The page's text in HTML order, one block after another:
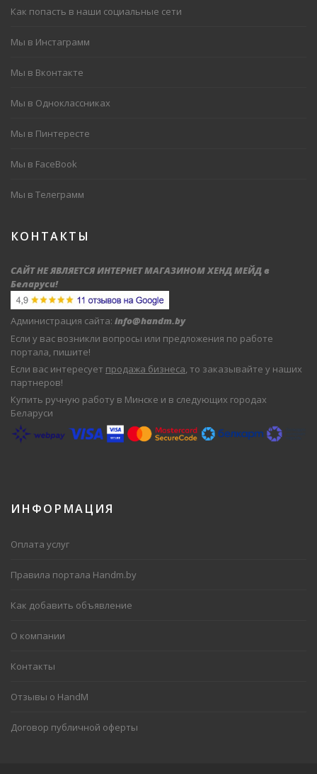
Как попасть в наши социальные сети
Мы в Инстаграмм
Мы в Вконтакте
Мы в Одноклассниках
Мы в Пинтересте
Мы в FaceBook
Мы в Телеграмм
КОНТАКТЫ
САЙТ НЕ ЯВЛЯЕТСЯ ИНТЕРНЕТ МАГАЗИНОМ ХЕНД МЕЙД в
Беларуси!
Администрация сайта: info@handm.by
Если у вас возникли вопросы или предложения по работе
портала, пишите!
Если вас интересует продажа бизнеса, то заказывайте у наших
партнеров!
Купить ручную работу в Минске и в следующих городах
Беларуси
ИНФОРМАЦИЯ
Оплата услуг
Правила портала Handm.by
Как добавить объявление
О компании
Контакты
Отзывы о HandM
Договор публичной оферты